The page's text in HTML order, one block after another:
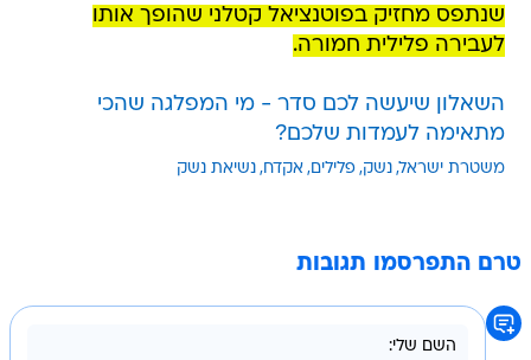
שנתפס מחזיק בפוטנציאל קטלני שהופך אותו
לעבירה פלילית חמורה.
השאלון שיעשה לכם סדר - מי המפלגה שהכי
מתאימה לעמדות שלכם?
משטרת ישראל נשק פלילים אקדח נשיאת נשק
טרם התפרסמו תגובות